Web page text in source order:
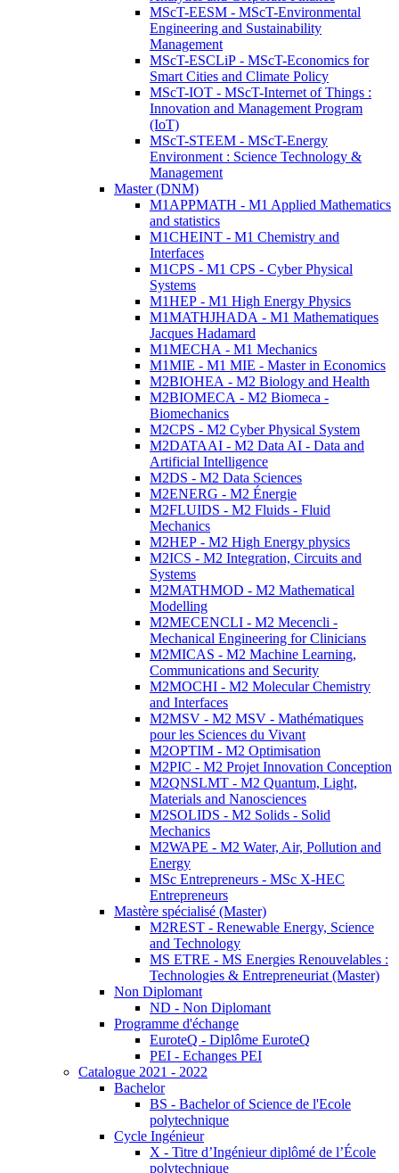
MScT-EESM - MScT-Environmental
Engineering and Sustainability
Management
MScT-ESCLiP - MScT-Economics for
Smart Cities and Climate Policy
MScT-IOT - MScT-Internet of Things :
Innovation and Management Program
(IoT)
MScT-STEEM - MScT-Energy
Environment : Science Technology &
Management
Master (DNM)
M1APPMATH - M1 Applied Mathematics
and statistics
M1CHEINT - M1 Chemistry and
Interfaces
M1CPS - M1 CPS - Cyber Physical
Systems
M1HEP - M1 High Energy Physics
M1MATHJHADA - M1 Mathematiques
Jacques Hadamard
M1MECHA - M1 Mechanics
M1MIE - M1 MIE - Master in Economics
M2BIOHEA - M2 Biology and Health
M2BIOMECA - M2 Biomeca -
Biomechanics
M2CPS - M2 Cyber Physical System
M2DATAAI - M2 Data AI - Data and
Artificial Intelligence
M2DS - M2 Data Sciences
M2ENERG - M2 Énergie
M2FLUIDS - M2 Fluids - Fluid
Mechanics
M2HEP - M2 High Energy physics
M2ICS - M2 Integration, Circuits and
Systems
M2MATHMOD - M2 Mathematical
Modelling
M2MECENCLI - M2 Mecencli -
Mechanical Engineering for Clinicians
M2MICAS - M2 Machine Learning,
Communications and Security
M2MOCHI - M2 Molecular Chemistry
and Interfaces
M2MSV - M2 MSV - Mathématiques
pour les Sciences du Vivant
M2OPTIM - M2 Optimisation
M2PIC - M2 Projet Innovation Conception
M2QNSLMT - M2 Quantum, Light,
Materials and Nanosciences
M2SOLIDS - M2 Solids - Solid
Mechanics
M2WAPE - M2 Water, Air, Pollution and
Energy
MSc Entrepreneurs - MSc X-HEC
Entrepreneurs
Mastère spécialisé (Master)
M2REST - Renewable Energy, Science
and Technology
MS ETRE - MS Energies Renouvelables :
Technologies & Entrepreneuriat (Master)
Non Diplomant
ND - Non Diplomant
Programme d'échange
EuroteQ - Diplôme EuroteQ
PEI - Echanges PEI
Catalogue 2021 - 2022
Bachelor
BS - Bachelor of Science de l'Ecole
polytechnique
Cycle Ingénieur
X - Titre d’Ingénieur diplômé de l’École
polytechnique